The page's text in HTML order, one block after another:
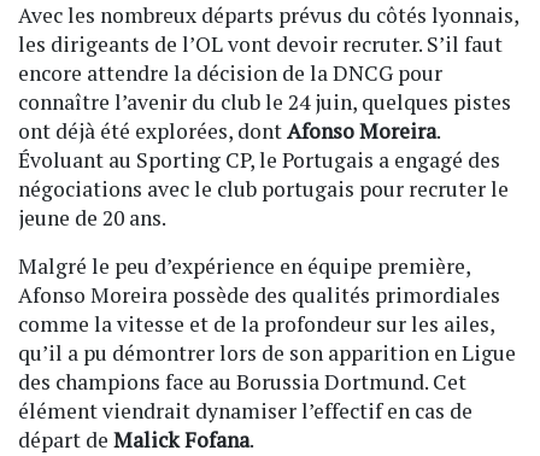
Avec les nombreux départs prévus du côtés lyonnais,
les dirigeants de l’OL vont devoir recruter. S’il faut
encore attendre la décision de la DNCG pour
connaître l’avenir du club le 24 juin, quelques pistes
ont déjà été explorées, dontAfonso Moreira.
Évoluant au Sporting CP, le Portugais a engagé des
négociations avec le club portugais pour recruter le
jeune de 20 ans.
Malgré le peu d’expérience en équipe première,
Afonso Moreira possède des qualités primordiales
comme la vitesse et de la profondeur sur les ailes,
qu’il a pu démontrer lors de son apparition en Ligue
des champions face au Borussia Dortmund. Cet
élément viendrait dynamiser l’effectif en cas de
départ de Malick Fofana.